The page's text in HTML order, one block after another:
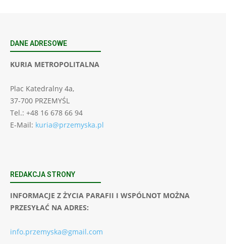
DANE ADRESOWE
KURIA METROPOLITALNA
Plac Katedralny 4a,
37-700 PRZEMYŚL
Tel.: +48 16 678 66 94
E-Mail: kuria@przemyska.pl
REDAKCJA STRONY
INFORMACJE Z ŻYCIA PARAFII I WSPÓLNOT MOŻNA
PRZESYŁAĆ NA ADRES:
info.przemyska@gmail.com